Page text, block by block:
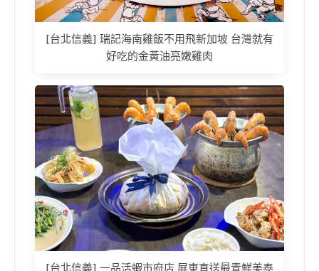
[台北信義] 瑞記海南雞飯不用飛新加坡 台灣就有
好吃的金黃油亮嫩雞肉
[台北信義] 一品活蝦市府店 屏東直送最青鮮美泰